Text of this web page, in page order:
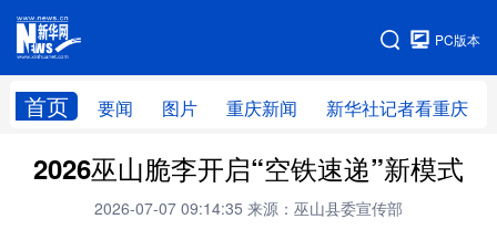
PC版本
首页 要闻 图片 重庆新闻 新华社记者看重庆
网站地图
2026巫山脆李开启“空铁速递”新模式
2026-07-07 09:14:35 来源：巫山县委宣传部